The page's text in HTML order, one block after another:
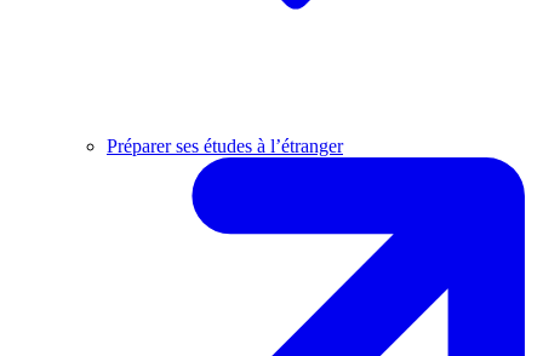
Préparer ses études à l’étranger